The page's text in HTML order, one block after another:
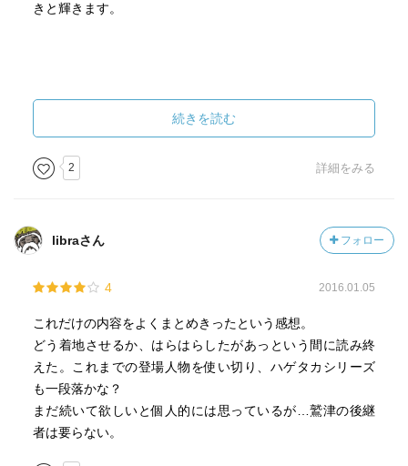
きと輝きます。
続きを読む
2 詳細をみる
libraさん フォロー
4 2016.01.05
これだけの内容をよくまとめきったという感想。
どう着地させるか、はらはらしたがあっという間に読み終
えた。これまでの登場人物を使い切り、ハゲタカシリーズ
も一段落かな？
まだ続いて欲しいと個人的には思っているが…鷲津の後継
者は要らない。